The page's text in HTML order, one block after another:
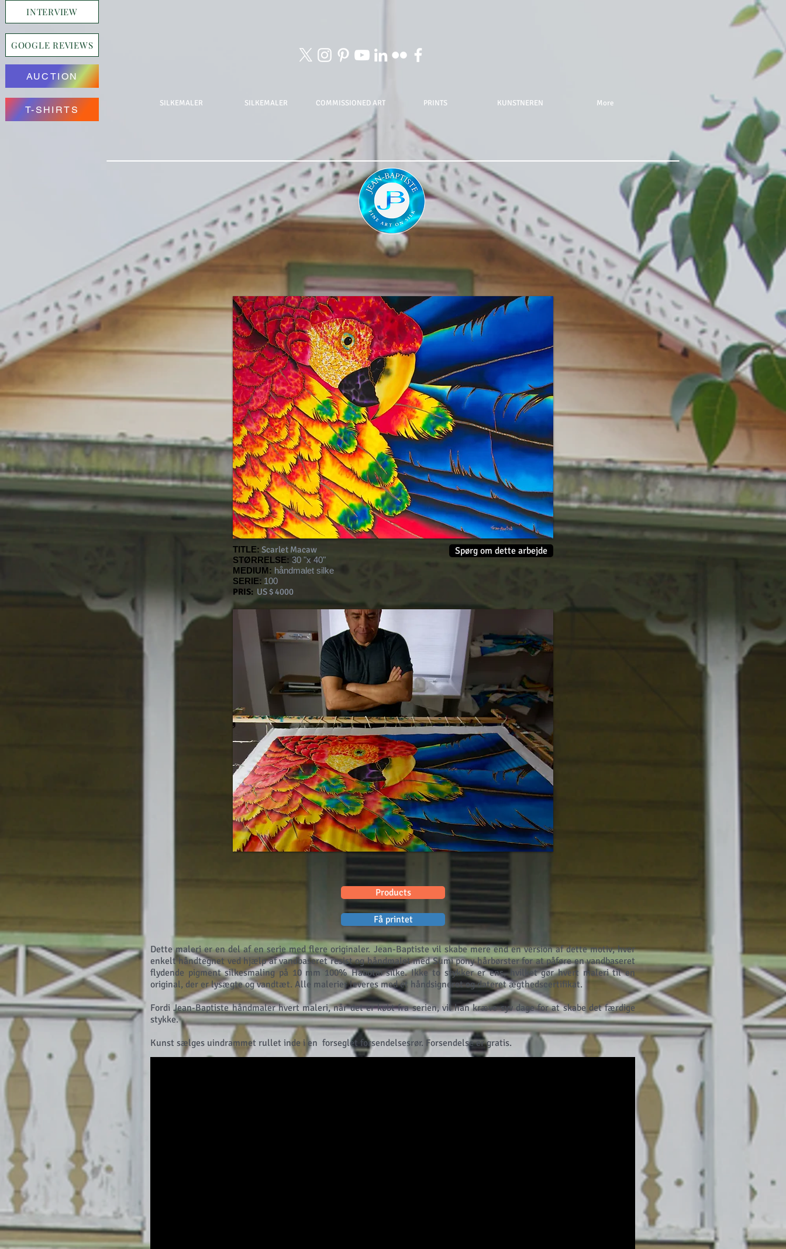
INTERVIEW
GOOGLE REVIEWS
AUCTION
T-SHIRTS
SILKEMALER SILKEMALER COMMISSIONED ART PRINTS KUNSTNEREN More
TITLE: Scarlet Macaw
STØRRELSE: 30 "x 40"
MEDIUM: håndmalet silke
SERIE: 100
PRIS: US $ 4000
Spørg om dette arbejde
Products
Få printet
Dette maleri er en del af en serie med flere originaler. Jean-Baptiste vil skabe mere end en version af dette motiv, hver
enkelt håndtegnet ved hjælp af vandbaseret resist og håndmalet med Sumi pony hårbørster for at påføre en vandbaseret
flydende pigment silkesmaling på 10 mm 100% Habotai silke. Ikke to stykker er ens, hvilket gør hvert maleri til en
original, der er lysægte og vandtæt. Alle malerier leveres med et håndsigneret og dateret ægthedscertifikat.
Fordi Jean-Baptiste håndmaler hvert maleri, når det er købt fra serien, vil han kræve syv dage for at skabe det færdige
stykke.
Kunst sælges uindrammet rullet inde i en forseglet forsendelsesrør. Forsendelse er gratis.